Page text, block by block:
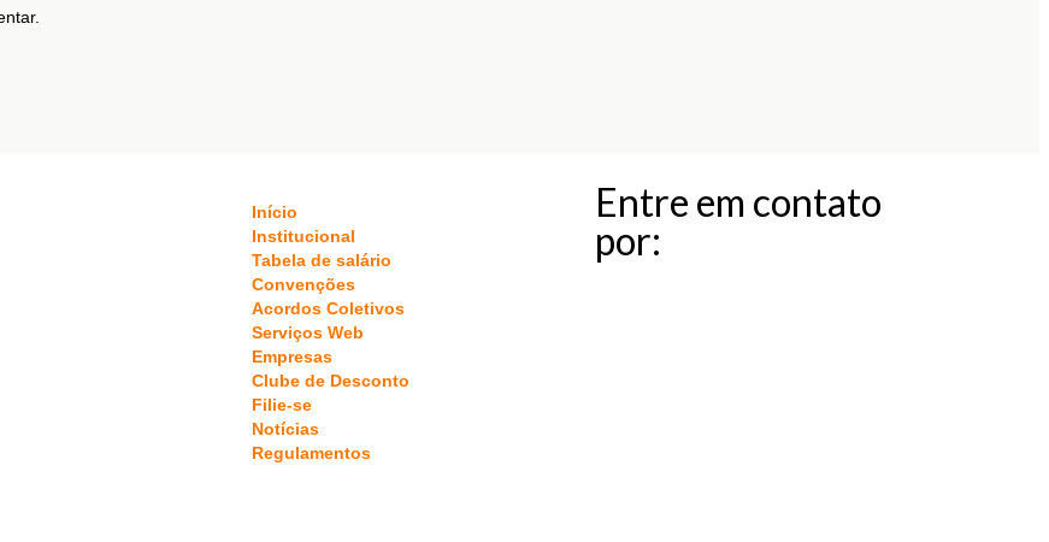
Início
Institucional
Tabela de salário
Convenções
Acordos Coletivos
Serviços Web
Empresas
Clube de Desconto
Filie-se
Notícias
Regulamentos
Entre em contato
por: